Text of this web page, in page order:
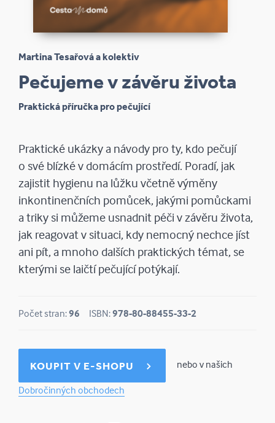
Martina Tesařová a kolektiv
Pečujeme v závěru života
Praktická příručka pro pečující
Praktické ukázky a návody pro ty, kdo pečují
o své blízké v domácím prostředí. Poradí, jak
zajistit hygienu na lůžku včetně výměny
inkontinenčních pomůcek, jakými pomůckami
a triky si můžeme usnadnit péči v závěru života,
jak reagovat v situaci, kdy nemocný nechce jíst
ani pít, a mnoho dalších praktických témat, se
kterými se laičtí pečující potýkají.
Počet stran:96 ISBN:978‑80‑88455‑33‑2
KOUPIT V E-SHOPU nebo v našich
Dobročinných obchodech